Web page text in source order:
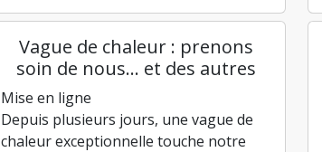
Vague de chaleur : prenons
soin de nous… et des autres
Mise en ligne
Depuis plusieurs jours, une vague de
chaleur exceptionnelle touche notre